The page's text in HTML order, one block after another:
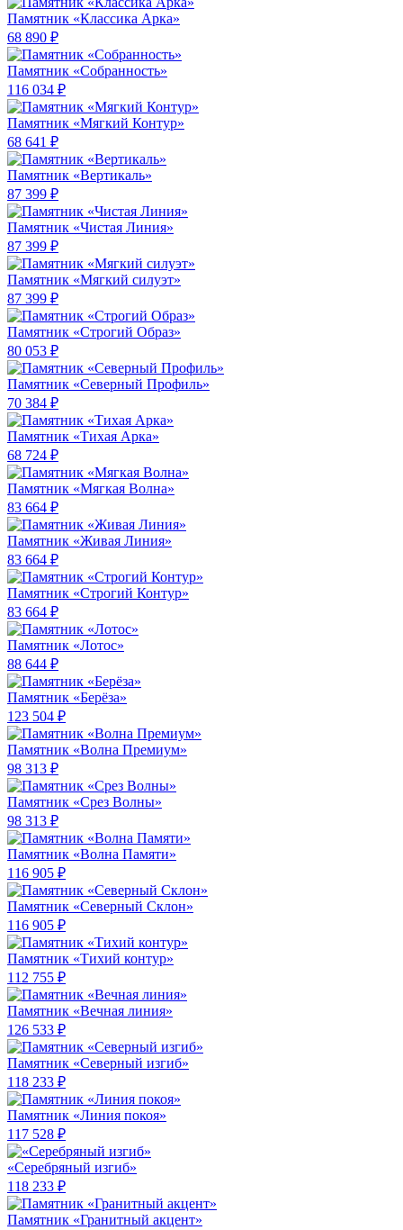
Памятник «Классика Арка»
68 890 ₽
Памятник «Собранность»
116 034 ₽
Памятник «Мягкий Контур»
68 641 ₽
Памятник «Вертикаль»
87 399 ₽
Памятник «Чистая Линия»
87 399 ₽
Памятник «Мягкий силуэт»
87 399 ₽
Памятник «Строгий Образ»
80 053 ₽
Памятник «Северный Профиль»
70 384 ₽
Памятник «Тихая Арка»
68 724 ₽
Памятник «Мягкая Волна»
83 664 ₽
Памятник «Живая Линия»
83 664 ₽
Памятник «Строгий Контур»
83 664 ₽
Памятник «Лотос»
88 644 ₽
Памятник «Берёза»
123 504 ₽
Памятник «Волна Премиум»
98 313 ₽
Памятник «Срез Волны»
98 313 ₽
Памятник «Волна Памяти»
116 905 ₽
Памятник «Северный Склон»
116 905 ₽
Памятник «Тихий контур»
112 755 ₽
Памятник «Вечная линия»
126 533 ₽
Памятник «Северный изгиб»
118 233 ₽
Памятник «Линия покоя»
117 528 ₽
«Серебряный изгиб»
118 233 ₽
Памятник «Гранитный акцент»